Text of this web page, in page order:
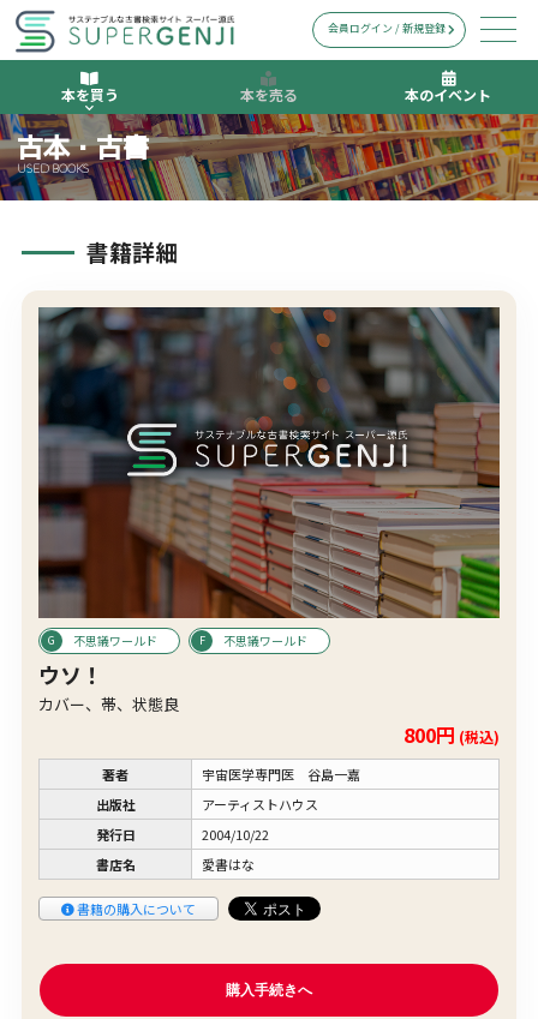
本を買う 本を売る 本のイベント
会員ログイン / 新規登録
古本・古書
USED BOOKS
書籍詳細
不思議ワールド 不思議ワールド
ウソ！
カバー、帯、状態良
800円 (税込)
著者
宇宙医学専門医 谷島一嘉
出版社
アーティストハウス
発行日
2004/10/22
書店名
愛書はな
書籍の購入について